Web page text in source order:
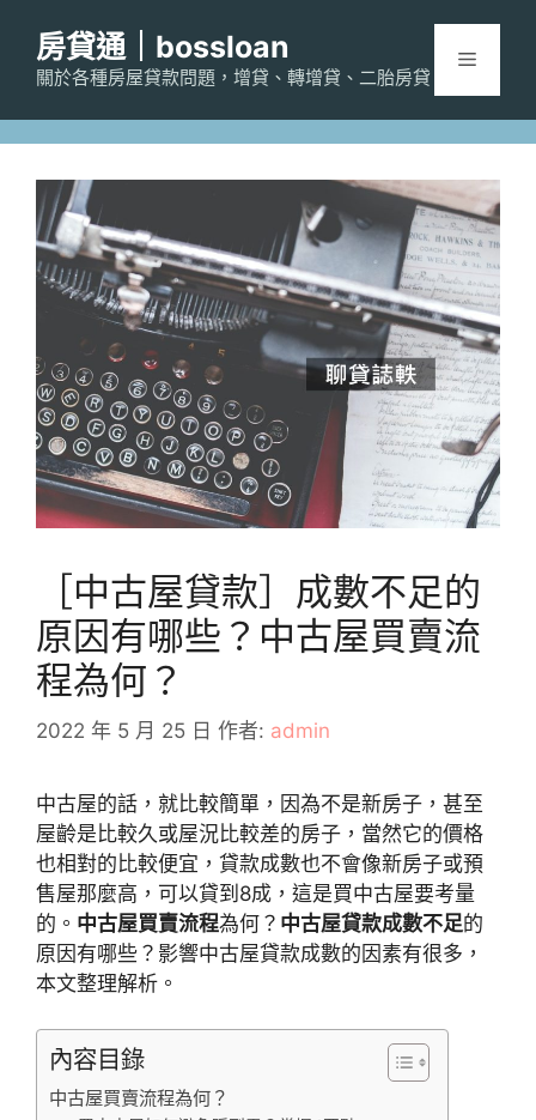
房貸通｜bossloan
關於各種房屋貸款問題，增貸、轉增貸、二胎房貸
選
［中古屋貸款］成數不足的
原因有哪些？中古屋買賣流
程為何？
2022 年 5 月 25 日 作者: admin
中古屋的話，就比較簡單，因為不是新房子，甚至
屋齡是比較久或屋況比較差的房子，當然它的價格
也相對的比較便宜，貸款成數也不會像新房子或預
售屋那麼高，可以貸到8成，這是買中古屋要考量
的。 中古屋買賣流程為何？ 中古屋貸款成數不足的
原因有哪些？影響中古屋貸款成數的因素有很多，
本文整理解析。
內容目錄
中古屋買賣流程為何？